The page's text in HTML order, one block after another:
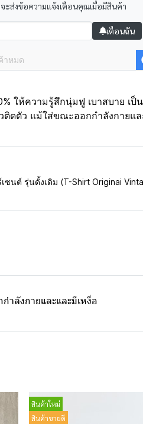
จะส่งข้อความแจ้งเตือนคุณเมื่อมีสินค้า
เตือนฉัน
าหมด
ให้ความรู้สึกนุ่มฟู เบาสบาย เป็
ติดตัว แม้ใส่ขณะออกกำลังกายแ
ซนต์ รุ่นดั้งเดิม (T-Shirt Originai
ำลังกายและและมีเหงื่อ
สินค้าใหม่
สินค้าขายดี